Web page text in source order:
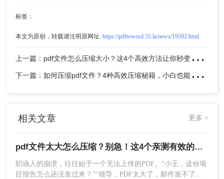
量”或“图片质量”选项，将其适当调低（如从“高
质量”改为“标准”）。
点击“打印”或“保存”，并为新文件命名，系统会
自动生成一个压缩后的版本。
复测试找到平衡点。
02 专业软件的精确控制：Adobe Acrobat Pro
标签：
本文为原创，转载请注明原网址: https://pdftoword.55.la/news/19592.html
上
一篇：pdf文件怎么压缩大小？这4个高效方法让你秒变办公达人！
下
一篇：如何压缩pdf文件？4种高效压缩秘籍，小白也能轻松上手！
相关文章 更多 >
pdf文件太大怎么压缩？别急！这4个亲测有效的方法，让你轻松瘦身!
职场人的崩溃，往往始于一个无法上传的PDF。“小王，这份项
目报告怎么还没发过来？”“领导，PDF太大了，邮件发不了，